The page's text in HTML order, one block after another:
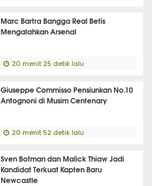
Marc Bartra Bangga Real Betis
Mengalahkan Arsenal
20 menit 25 detik lalu
Giuseppe Commisso Pensiunkan No.10
Antognoni di Musim Centenary
20 menit 52 detik lalu
Sven Botman dan Malick Thiaw Jadi
Kandidat Terkuat Kapten Baru
Newcastle